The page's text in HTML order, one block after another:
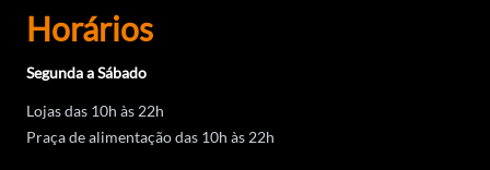
Horários
Segunda a Sábado
Lojas das 10h às 22h
Praça de alimentação das 10h às 22h